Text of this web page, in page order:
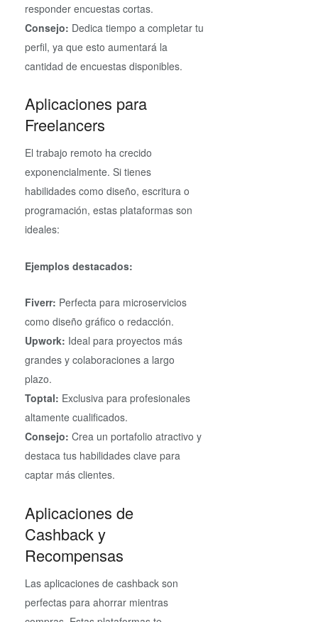
responder encuestas cortas.
Consejo: Dedica tiempo a completar tu
perfil, ya que esto aumentará la
cantidad de encuestas disponibles.
Aplicaciones para
Freelancers
El trabajo remoto ha crecido
exponencialmente. Si tienes
habilidades como diseño, escritura o
programación, estas plataformas son
ideales:
Ejemplos destacados:
Fiverr: Perfecta para microservicios
como diseño gráfico o redacción.
Upwork: Ideal para proyectos más
grandes y colaboraciones a largo
plazo.
Toptal: Exclusiva para profesionales
altamente cualificados.
Consejo: Crea un portafolio atractivo y
destaca tus habilidades clave para
captar más clientes.
Aplicaciones de
Cashback y
Recompensas
Las aplicaciones de cashback son
perfectas para ahorrar mientras